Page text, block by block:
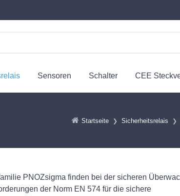
Sensoren Schalter CEE
Startseite Sicherheitsrelais
PNOZsigma finden bei der sicheren
der Norm EN 574 für die sichere